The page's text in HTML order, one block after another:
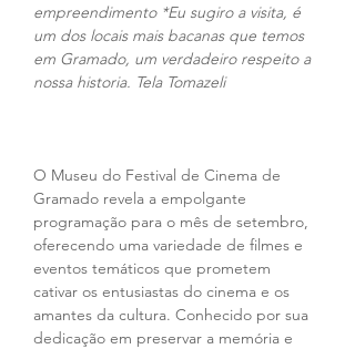
empreendimento *Eu sugiro a visita, é
um dos locais mais bacanas que temos
em Gramado, um verdadeiro respeito a
nossa historia. Tela Tomazeli
O Museu do Festival de Cinema de
Gramado revela a empolgante
programação para o mês de setembro,
oferecendo uma variedade de filmes e
eventos temáticos que prometem
cativar os entusiastas do cinema e os
amantes da cultura. Conhecido por sua
dedicação em preservar a memória e